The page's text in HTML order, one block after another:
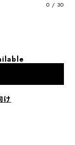
0 / 30
け